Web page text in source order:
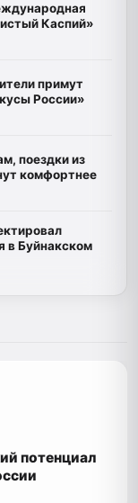
Каспий»
примут
России»
поездки из
комфортнее
в Буйнакском
потенциал